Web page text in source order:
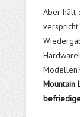
Aber hält
Mountain